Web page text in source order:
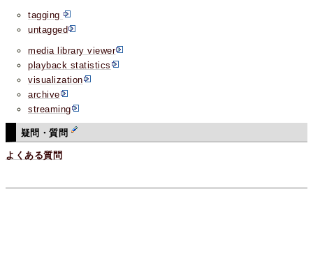
tagging
untagged
media library viewer
playback statistics
visualization
archive
streaming
疑問・質問
よくある質問